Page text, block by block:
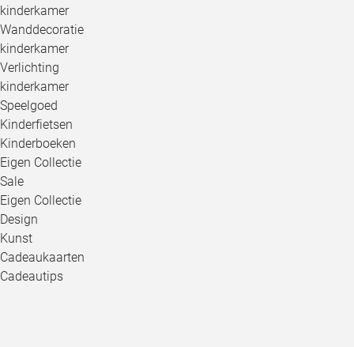
kinderkamer
Wanddecoratie
kinderkamer
Verlichting
kinderkamer
Speelgoed
Kinderfietsen
Kinderboeken
Eigen Collectie
Sale
Eigen Collectie
Design
Kunst
Cadeaukaarten
Cadeautips